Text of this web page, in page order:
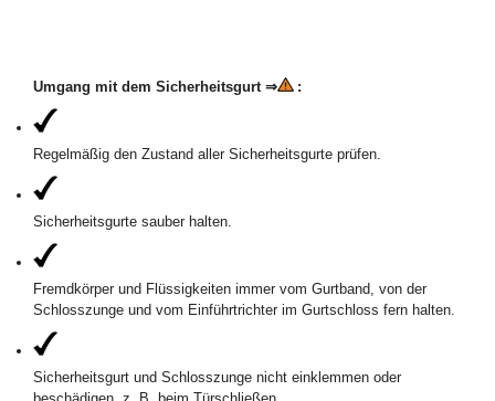
Umgang mit dem Sicherheitsgurt ⇒ :
Regelmäßig den Zustand aller Sicherheitsgurte prüfen.
Sicherheitsgurte sauber halten.
Fremdkörper und Flüssigkeiten immer vom Gurtband, von der
Schlosszunge und vom Einführtrichter im Gurtschloss fern halten.
Sicherheitsgurt und Schlosszunge nicht einklemmen oder